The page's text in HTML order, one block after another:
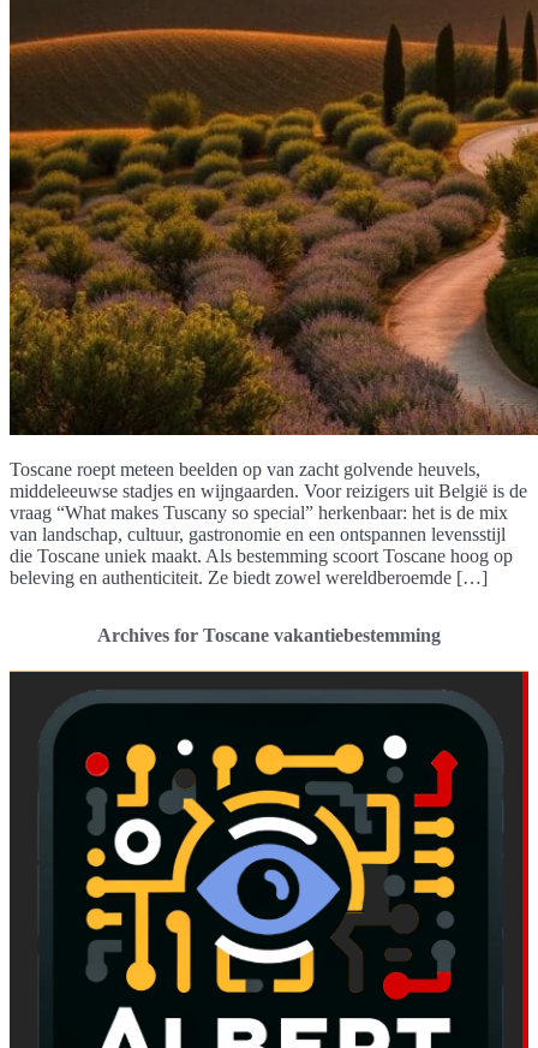
Toscane roept meteen beelden op van zacht golvende heuvels,
middeleeuwse stadjes en wijngaarden. Voor reizigers uit België is de
vraag “What makes Tuscany so special” herkenbaar: het is de mix
van landschap, cultuur, gastronomie en een ontspannen levensstijl
die Toscane uniek maakt. Als bestemming scoort Toscane hoog op
beleving en authenticiteit. Ze biedt zowel wereldberoemde […]
Archives for Toscane vakantiebestemming